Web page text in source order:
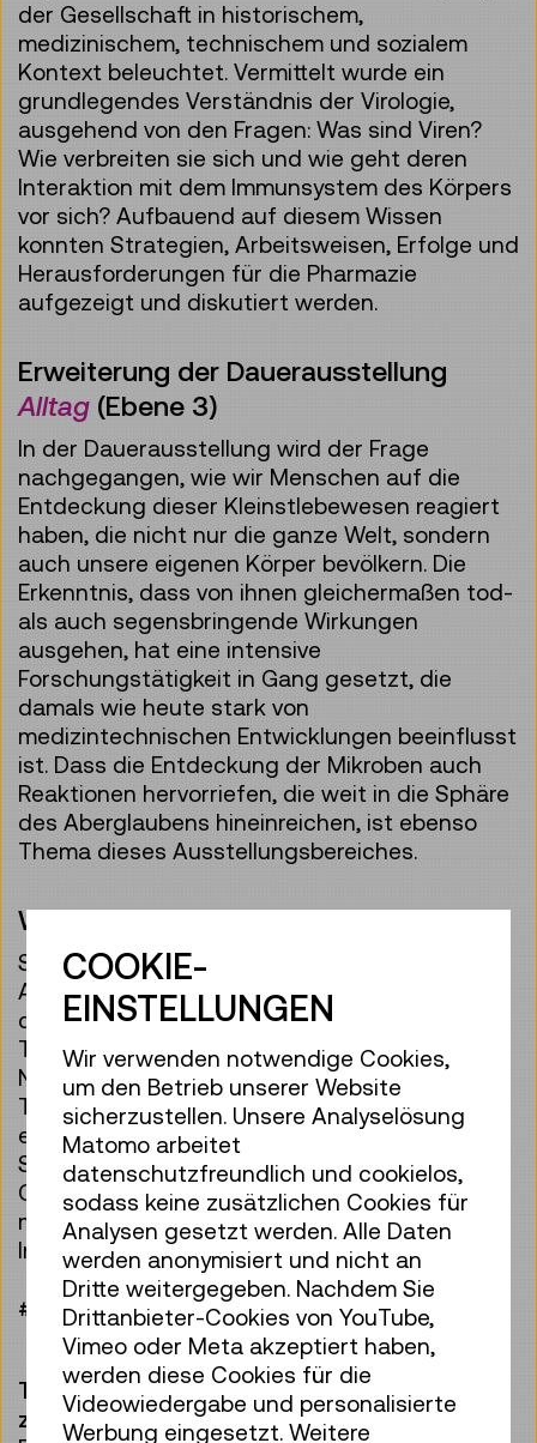
der Gesellschaft in historischem,
medizinischem, technischem und sozialem
Kontext beleuchtet. Vermittelt wurde ein
grundlegendes Verständnis der Virologie,
ausgehend von den Fragen: Was sind Viren?
Wie verbreiten sie sich und wie geht deren
Interaktion mit dem Immunsystem des Körpers
vor sich? Aufbauend auf diesem Wissen
konnten Strategien, Arbeitsweisen, Erfolge und
Herausforderungen für die Pharmazie
aufgezeigt und diskutiert werden.
Erweiterung der Dauerausstellung
Alltag (Ebene 3)
In der Dauerausstellung wird der Frage
nachgegangen, wie wir Menschen auf die
Entdeckung dieser Kleinstlebewesen reagiert
haben, die nicht nur die ganze Welt, sondern
auch unsere eigenen Körper bevölkern. Die
Erkenntnis, dass von ihnen gleichermaßen tod-
als auch segensbringende Wirkungen
ausgehen, hat eine intensive
Forschungstätigkeit in Gang gesetzt, die
damals wie heute stark von
medizintechnischen Entwicklungen beeinflusst
ist. Dass die Entdeckung der Mikroben auch
Reaktionen hervorriefen, die weit in die Sphäre
des Aberglaubens hineinreichen, ist ebenso
Thema dieses Ausstellungsbereiches.
WorkshopDen Viren auf der Spur
Sowohl die mobile als auch der dauerhafte
Ausstellungsbereich bildetn die Grundlage für
die Schul-Workshops anlässlich des
Themenschwerpunktes der Virologie im
November 2025, in denen unter anderem auch
Techniken aus der Pharmakologie erklärt,
erfahrbar gemacht und genutzt wurden.
Spielerisch erlernten Schüler:innen die
Grundlagen des Infektionsschutzes und
machten mittels fluoreszierender Lotion virale
Infektionsketten sichtbar.
#mikrobenjagd_tmw
TIPP FÜR GRUPPEN: Schieb die Viren – werde
zur Virenexpert:in!
COOKIE-
EINSTELLUNGEN
Wir verwenden notwendige Cookies,
um den Betrieb unserer Website
sicherzustellen. Unsere Analyselösung
Matomo arbeitet
datenschutzfreundlich und cookielos,
sodass keine zusätzlichen Cookies für
Analysen gesetzt werden. Alle Daten
werden anonymisiert und nicht an
Dritte weitergegeben. Nachdem Sie
Drittanbieter-Cookies von YouTube,
Vimeo oder Meta akzeptiert haben,
werden diese Cookies für die
Videowiedergabe und personalisierte
Werbung eingesetzt. Weitere